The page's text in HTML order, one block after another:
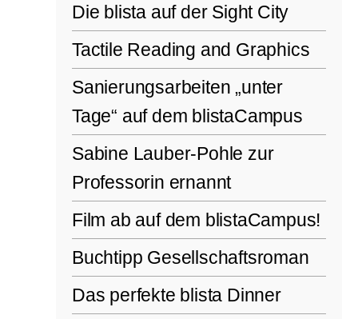
Die blista auf der Sight City
Tactile Reading and Graphics
Sanierungsarbeiten „unter
Tage“ auf dem blistaCampus
Sabine Lauber-Pohle zur
Professorin ernannt
Film ab auf dem blistaCampus!
Buchtipp Gesellschaftsroman
Das perfekte blista Dinner